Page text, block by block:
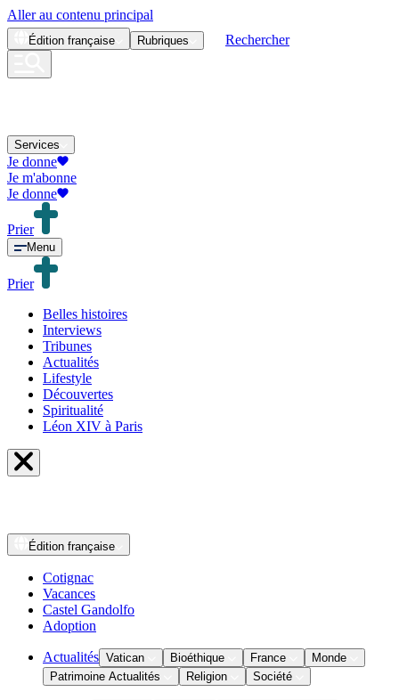
Aller au contenu principal
Édition française Rubriques Rechercher
Services
Je donne
Je m'abonne
Je donne
Prier
Menu
Prier
Belles histoires
Interviews
Tribunes
Actualités
Lifestyle
Découvertes
Spiritualité
Léon XIV à Paris
Édition française
Cotignac
Vacances
Castel Gandolfo
Adoption
Actualités Vatican Bioéthique France
Monde
Patrimoine Actualités
Religion Société